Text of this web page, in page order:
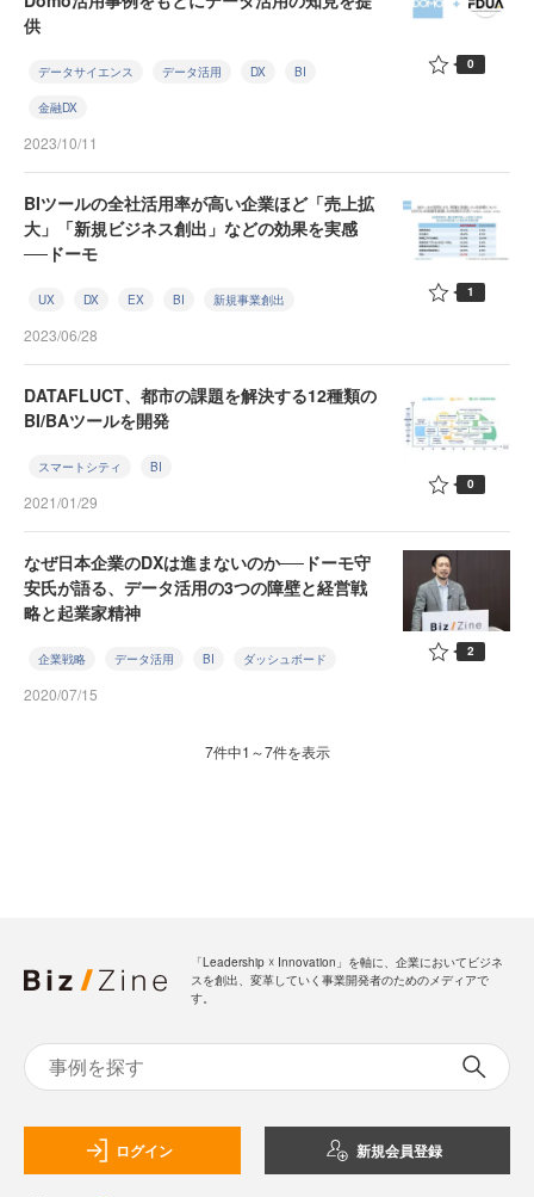
供
データサイエンス データ活用 DX BI
金融DX
2023/10/11
0
BIツールの全社活用率が高い企業ほど「売上拡
大」「新規ビジネス創出」などの効果を実感
──ドーモ
UX DX EX BI 新規事業創出
2023/06/28
1
DATAFLUCT、都市の課題を解決する12種類の
BI/BAツールを開発
スマートシティ BI
2021/01/29
0
なぜ日本企業のDXは進まないのか──ドーモ守
安氏が語る、データ活用の3つの障壁と経営戦
略と起業家精神
企業戦略 データ活用 BI ダッシュボード
2020/07/15
2
7件中1～7件を表示
「Leadership ☓ Innovation」を軸に、企業においてビジネ
スを創出、変革していく事業開発者のためのメディアで
す。
ログイン 新規会員登録